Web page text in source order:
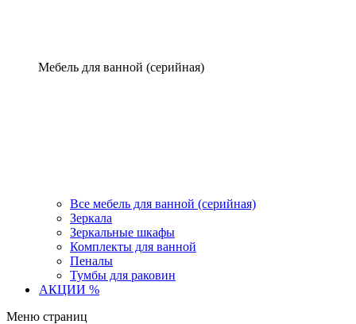
Мебель для ванной (серийная)
Все мебель для ванной (серийная)
Зеркала
Зеркальные шкафы
Комплекты для ванной
Пеналы
Тумбы для раковин
АКЦИИ %
Меню страниц